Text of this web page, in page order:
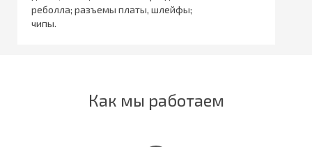
реболла; разъемы платы, шлейфы;
чипы.
Как мы работаем